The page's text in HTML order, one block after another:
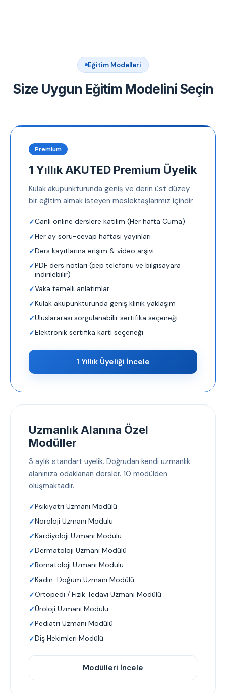
Eğitim Modelleri
Size Uygun Eğitim Modelini Seçin
Premium
1 Yıllık AKUTED Premium Üyelik
Kulak akupunkturunda geniş ve derin üst düzey
bir eğitim almak isteyen meslektaşlarımız içindir.
Canlı online derslere katılım (Her hafta Cuma)
Her ay soru-cevap haftası yayınları
Ders kayıtlarına erişim & video arşivi
PDF ders notları (cep telefonu ve bilgisayara
indirilebilir)
Vaka temelli anlatımlar
Kulak akupunkturunda geniş klinik yaklaşım
Uluslararası sorgulanabilir sertifika seçeneği
Elektronik sertifika kartı seçeneği
1 Yıllık Üyeliği İncele
Uzmanlık Alanına Özel
Modüller
3 aylık standart üyelik. Doğrudan kendi uzmanlık
alanınıza odaklanan dersler. 10 modülden
oluşmaktadır.
Psikiyatri Uzmanı Modülü
Nöroloji Uzmanı Modülü
Kardiyoloji Uzmanı Modülü
Dermatoloji Uzmanı Modülü
Romatoloji Uzmanı Modülü
Kadın-Doğum Uzmanı Modülü
Ortopedi / Fizik Tedavi Uzmanı Modülü
Üroloji Uzmanı Modülü
Pediatri Uzmanı Modülü
Diş Hekimleri Modülü
Modülleri İncele